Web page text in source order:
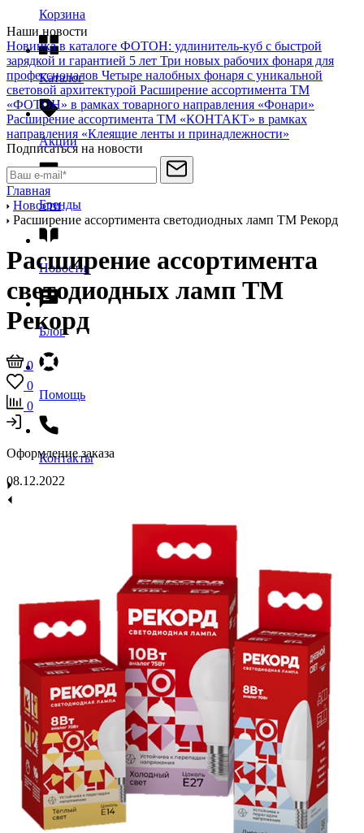
Корзина
Каталог
Акции
Бренды
Новости
Блог
Помощь
Контакты
Наши новости
Новинка в каталоге ФОТОН: удлинитель-куб с быстрой
зарядкой и гарантией 5 лет Три новых рабочих фонаря для
профессионалов Четыре налобных фонаря с уникальной
световой архитектурой Расширение ассортимента ТМ
«ФОТОН» в рамках товарного направления «Фонари»
Расширение ассортимента ТМ «КОНТАКТ» в рамках
направления «Клеящие ленты и принадлежности»
Подписаться на новости
Главная
Новости
Расширениe ассортимента светодиодных ламп ТМ Рекорд
Расширениe ассортимента
светодиодных ламп ТМ
Рекорд
0
0
0
Оформление заказа
08.12.2022